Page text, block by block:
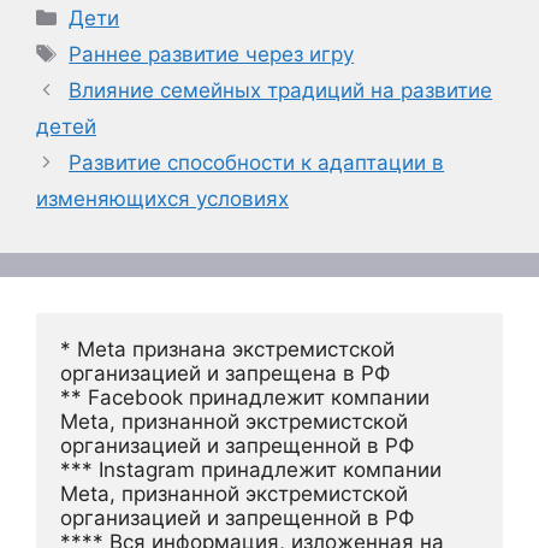
Рубрики
Дети
Метки
Раннее развитие через игру
Влияние семейных традиций на развитие
детей
Развитие способности к адаптации в
изменяющихся условиях
* Meta признана экстремистской
организацией и запрещена в РФ
** Facebook принадлежит компании
Meta, признанной экстремистской
организацией и запрещенной в РФ
*** Instagram принадлежит компании
Meta, признанной экстремистской
организацией и запрещенной в РФ
**** Вся информация, изложенная на